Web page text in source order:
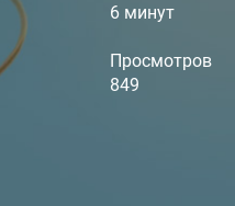
6 минут
Просмотров
849